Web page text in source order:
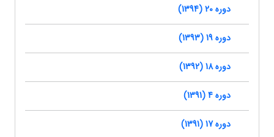
دوره 20 (1394)
دوره 19 (1393)
دوره 18 (1392)
دوره 4 (1391)
دوره 17 (1391)